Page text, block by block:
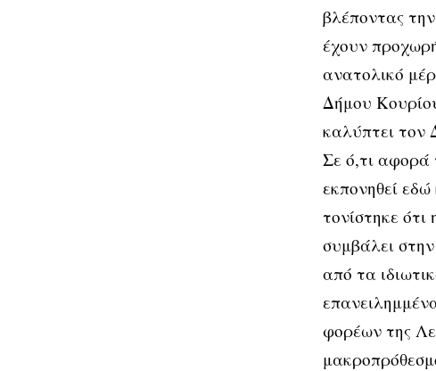
βλέποντας
έχουν
ανατολικό
Δήμου
καλύπτει τον
Σε ό,τι αφορά
εκπονηθεί
τονίστηκε
συμβάλει
από τα
φορέων της